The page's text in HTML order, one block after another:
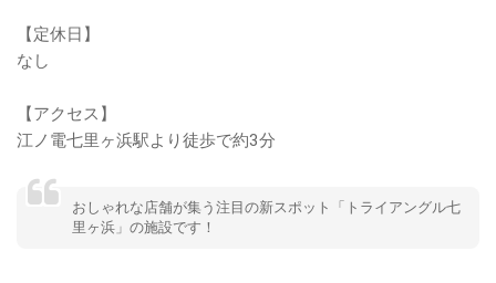
【定休日】
なし
【アクセス】
江ノ電七里ヶ浜駅より徒歩で約3分
おしゃれな店舗が集う注目の新スポット「トライアングル七
里ヶ浜」の施設です！